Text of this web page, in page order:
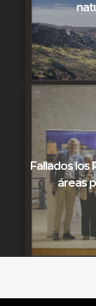
Fallados los
áreas